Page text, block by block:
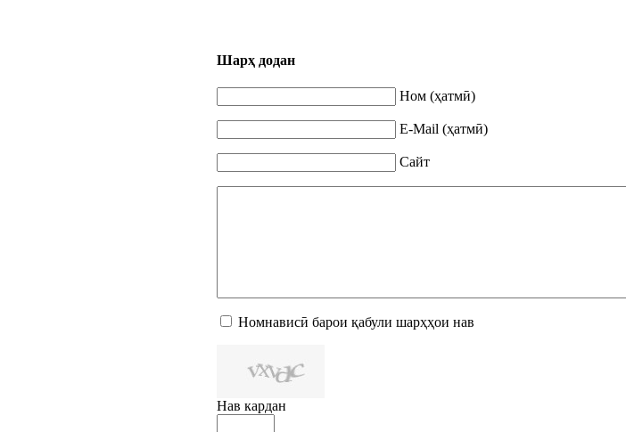
Шарҳ додан
Ном (ҳатмӣ)
E-Mail (ҳатмӣ)
Сайт
Номнависӣ барои қабули шарҳҳои нав
Нав кардан